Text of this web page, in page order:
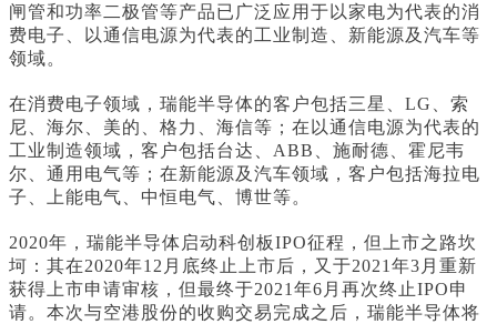
闸管和功率二极管等产品已广泛应用于以家电为代表的消
费电子、以通信电源为代表的工业制造、新能源及汽车等
领域。
在消费电子领域，瑞能半导体的客户包括三星、LG、索
尼、海尔、美的、格力、海信等；在以通信电源为代表的
工业制造领域，客户包括台达、ABB、施耐德、霍尼韦
尔、通用电气等；在新能源及汽车领域，客户包括海拉电
子、上能电气、中恒电气、博世等。
2020年，瑞能半导体启动科创板IPO征程，但上市之路坎
坷：其在2020年12月底终止上市后，又于2021年3月重新
获得上市申请审核，但最终于2021年6月再次终止IPO申
请。本次与空港股份的收购交易完成之后，瑞能半导体将